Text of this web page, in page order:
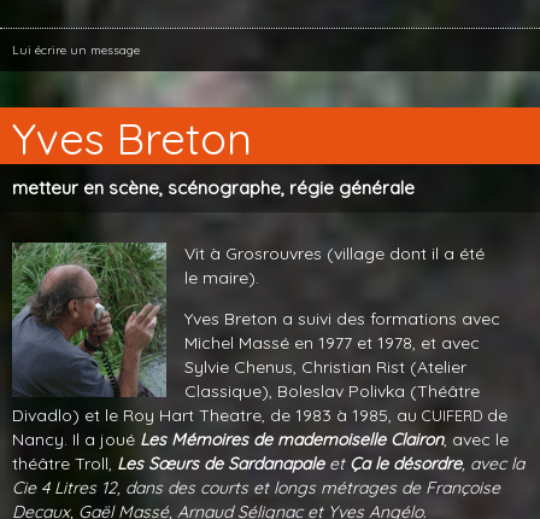
Lui écrire un message
Yves Breton
metteur en scène, scénographe, régie générale
Vit à Grosrouvres (village dont il a été
le maire).
Yves Breton a suivi des formations avec
Michel Massé en 1977 et 1978, et avec
Sylvie Chenus, Christian Rist (Atelier
Classique), Boleslav Polivka (Théâtre
Divadlo) et le Roy Hart Theatre, de 1983 à 1985, au CUIFERD de
Nancy. Il a joué Les Mémoires de mademoiselle Clairon, avec le
théâtre Troll, Les Sœurs de Sardanapaleet Ça le désordre, avec la
Cie 4 Litres 12, dans des courts et longs métrages de Françoise
Decaux, Gaël Massé, Arnaud Sélignac et Yves Angélo.